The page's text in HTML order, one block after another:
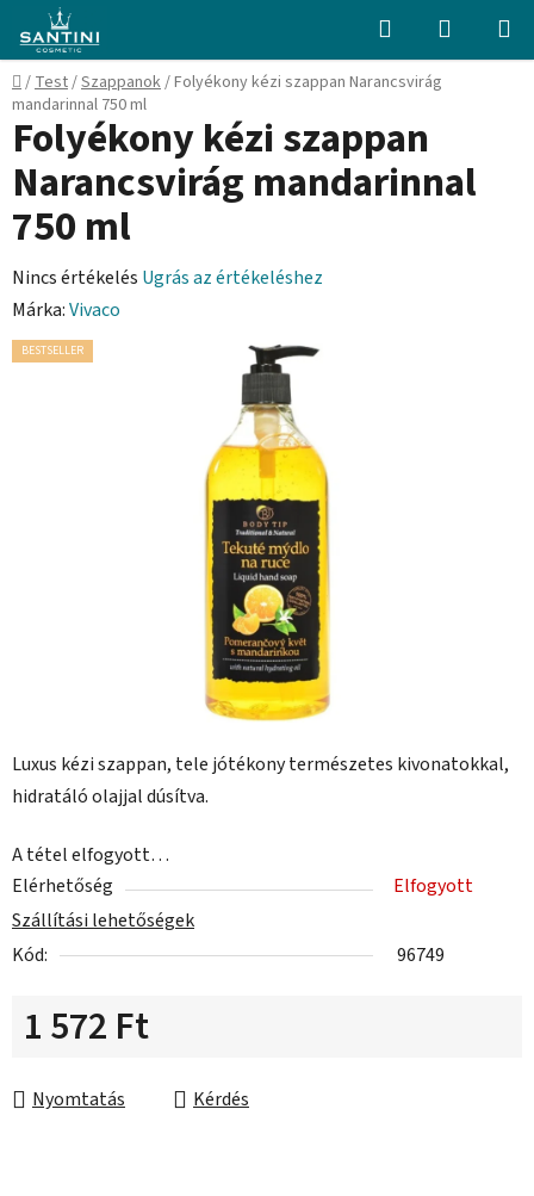
fő
tartalomhoz
Keresés KOSÁR
Kezdőlap
/Test/Szappanok/Folyékony kézi szappan Narancsvirág
mandarinnal 750 ml
Luxus kézi szappan, tele jótékony természetes kivonatokkal,
hidratáló olajjal dúsítva.
A tétel elfogyott…
Elérhetőség
Elfogyott
Szállítási lehetőségek
Kód:
96749
1 572 Ft
Nyomtatás
Kérdés
Folyékony kézi szappan
Narancsvirág mandarinnal
750 ml
A
termék
átlagos
Nincs értékelés Ugrás az értékeléshez
Márka:Vivaco
BESTSELLER